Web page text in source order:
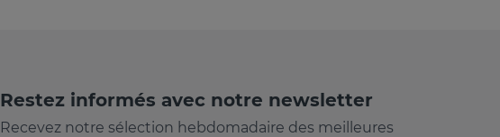
Restez informés avec notre newsletter
Recevez notre sélection hebdomadaire des meilleures